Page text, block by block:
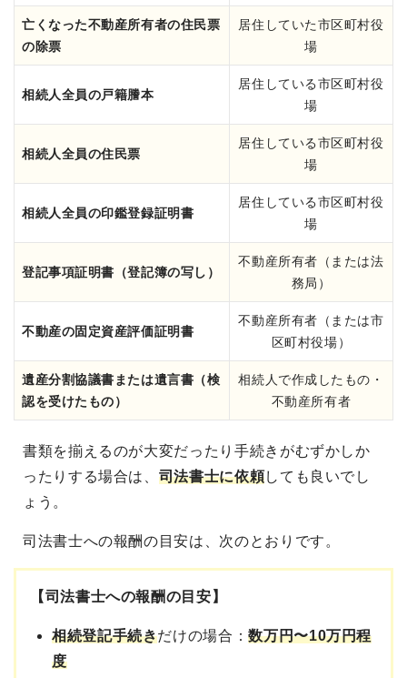
亡くなった不動産所有者の住民票
の除票
居住していた市区町村役
場
相続人全員の戸籍謄本
居住している市区町村役
場
相続人全員の住民票
居住している市区町村役
場
相続人全員の印鑑登録証明書
居住している市区町村役
場
登記事項証明書（登記簿の写し）
不動産所有者（または法
務局）
不動産の固定資産評価証明書
不動産所有者（または市
区町村役場）
遺産分割協議書または遺言書（検
認を受けたもの）
相続人で作成したもの・
不動産所有者
書類を揃えるのが大変だったり手続きがむずかしか
ったりする場合は、 司法書士に依頼しても良いでし
ょう 。
司法書士への報酬の目安は、次のとおりです。
【司法書士への報酬の目安】
相続登記手続きだけの場合：数万円〜10万円程
度